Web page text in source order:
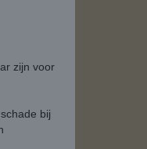
zijn voor
bij